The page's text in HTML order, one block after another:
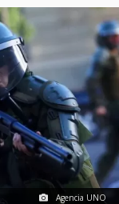
Agencia UNO